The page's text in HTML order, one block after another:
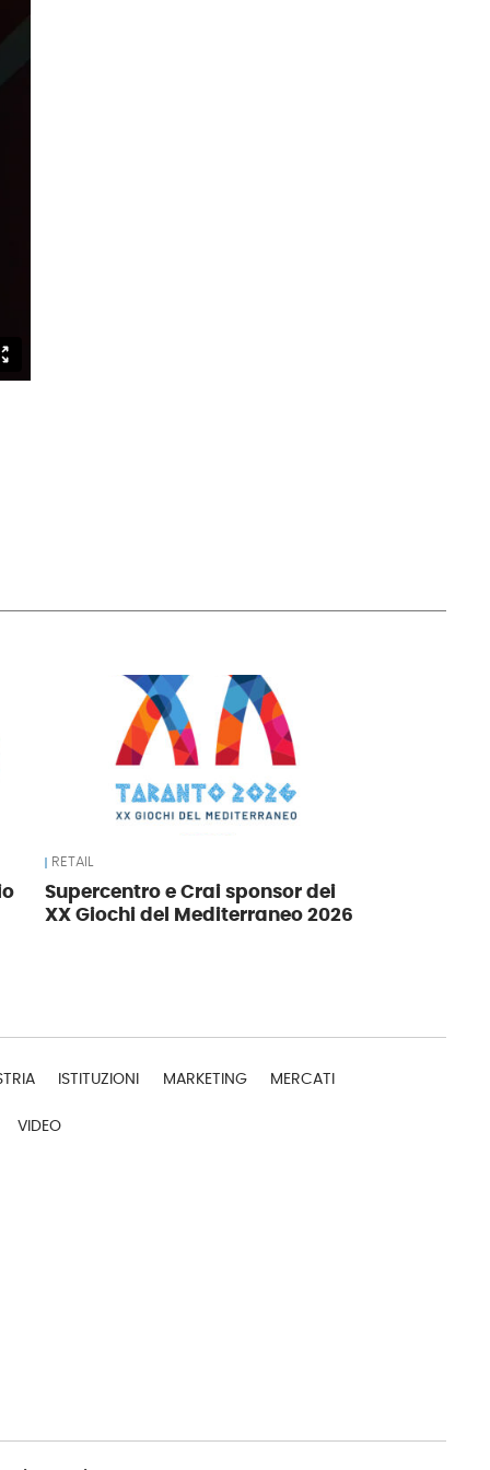
RETAIL
Supercentro e Crai sponsor dei
XX Giochi del Mediterraneo 2026
ISTITUZIONI MARKETING MERCATI
VIDEO